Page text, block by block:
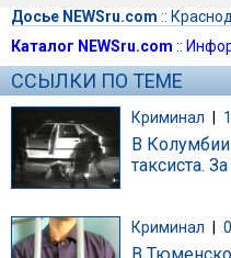
Досье NEWSru.com ::
Каталог NEWSru.com ::
ССЫЛКИ ПО ТЕМЕ
Криминал |
В
таксиста.
Криминал